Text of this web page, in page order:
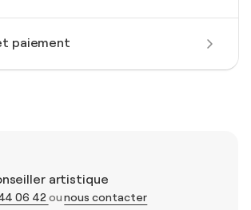
paiement
artistique
06 42 ounous contacter